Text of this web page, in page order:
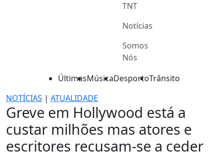
TNT
Notícias
Somos
Nós
ÚltimasMúsicaDesportoTrânsito
NOTÍCIAS | ATUALIDADE
Greve em Hollywood está a
custar milhões mas atores e
escritores recusam-se a ceder